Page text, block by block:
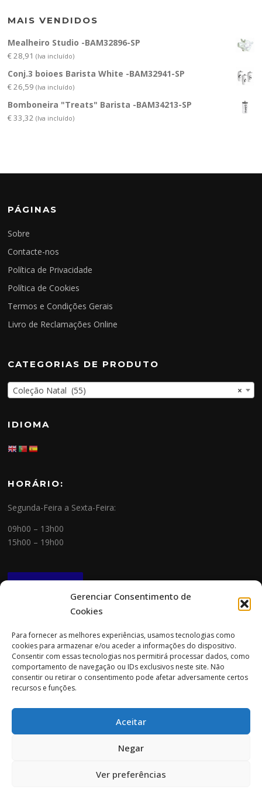
Gerenciar Consentimento de
Cookies
Para fornecer as melhores experiências, usamos tecnologias como
cookies para armazenar e/ou aceder a informações do dispositivo.
Consentir com essas tecnologias nos permitirá processar dados, como
comportamento de navegação ou IDs exclusivos neste site. Não
consentir ou retirar o consentimento pode afetar adversamente certos
recursos e funções.
Aceitar
Negar
Ver preferências
MAIS VENDIDOS
Mealheiro Studio -BAM32896-SP
€28,91 (Iva incluído)
Conj.3 boioes Barista White -BAM32941-SP
€26,59 (Iva incluído)
Bomboneira "Treats" Barista -BAM34213-SP
€33,32 (Iva incluído)
PÁGINAS
Sobre
Contacte-nos
Política de Privacidade
Política de Cookies
Termos e Condições Gerais
Livro de Reclamações Online
CATEGORIAS DE PRODUTO
×
Coleção Natal (55)
IDIOMA
HORÁRIO:
Segunda-Feira a Sexta-Feira:
09h00 – 13h00
15h00 – 19h00
NEWSLETTER
Morada:
Rua Cidade do Porto 151
4705-085 Braga
Tlm: 919 782 600 (chamada para a rede móvel nacional)